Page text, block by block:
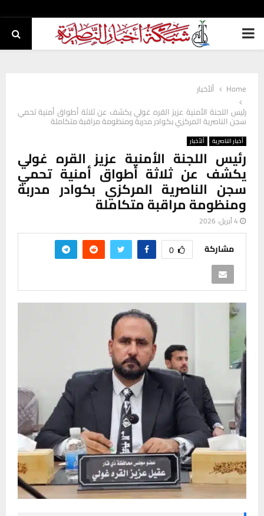
PRIMARY
Home
ألأخبار
رئيس اللجنة الأمنية عزيز القره غولي يكشف عن ثلاثة أطواق أمنية تحمي
سجن الناصرية المركزي بكوادر مدربة ومنظومة مراقبة متكاملة
أخبار الناصرية ألأخبار
رئيس اللجنة الأمنية عزيز القره غولي
يكشف عن ثلاثة أطواق أمنية تحمي
سجن الناصرية المركزي بكوادر مدربة
ومنظومة مراقبة متكاملة
4 أبريل، 2026
مشاركة 0